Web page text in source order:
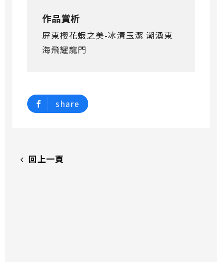
作品賞析
屏東櫻花蝦之美-冰清玉潔 潮湧東
海飛耀龍門
share
回上一頁